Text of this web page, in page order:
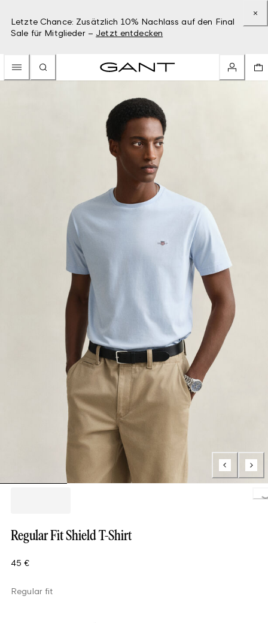
Letzte Chance: Zusätzlich 10% Nachlass auf den Final
Sale für Mitglieder – Jetzt entdecken
Regular Fit Shield T-Shirt
45 €
Regular fit